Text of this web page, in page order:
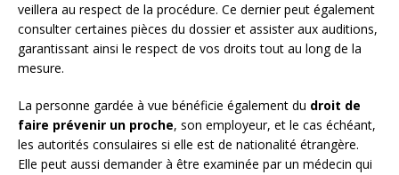
veillera au respect de la procédure. Ce dernier peut également
consulter certaines pièces du dossier et assister aux auditions,
garantissant ainsi le respect de vos droits tout au long de la
mesure.
La personne gardée à vue bénéficie également du droit de
faire prévenir un proche, son employeur, et le cas échéant,
les autorités consulaires si elle est de nationalité étrangère.
Elle peut aussi demander à être examinée par un médecin qui